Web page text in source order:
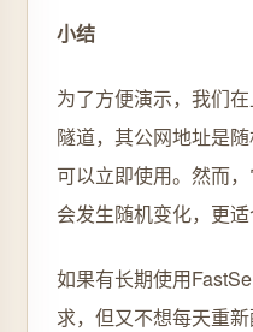
小结
为了方便演示，我们
隧道，其公网地址是
可以立即使用。然而
会发生随机变化，更适
如果有长期使用
求，但又不想每天重